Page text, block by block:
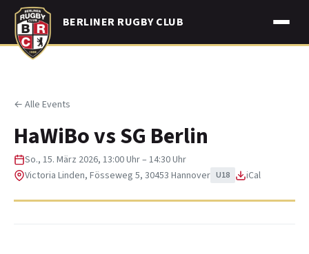
Skip
content
BERLINER RUGBY CLUB
← Alle Events
HaWiBo vs SG Berlin
So., 15. März 2026, 13:00 Uhr – 14:30 Uhr
Victoria Linden, Fösseweg 5, 30453 Hannover U18 iCal